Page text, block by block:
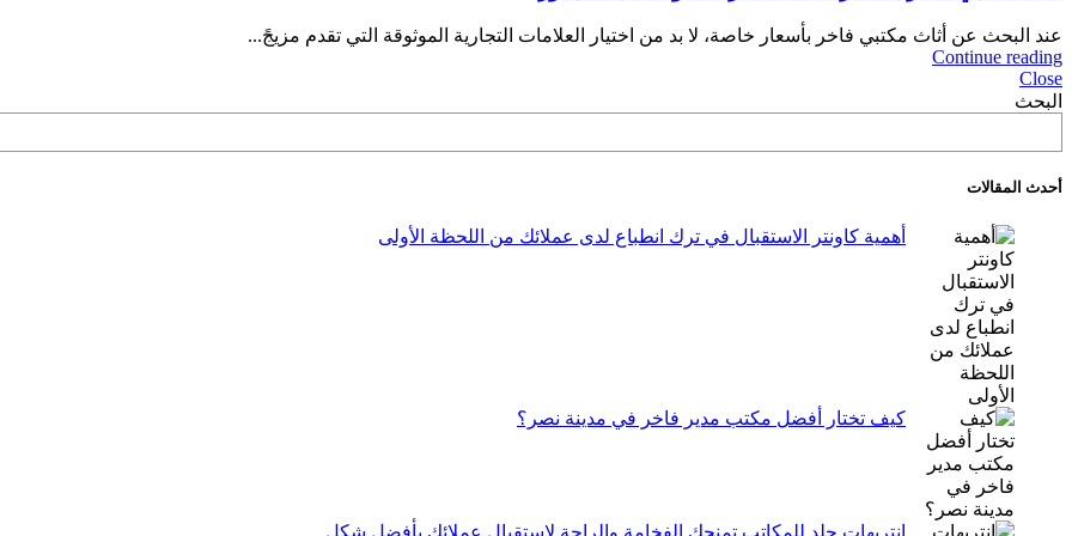
عند البحث عن أثاث مكتبي فاخر بأسعار خاصة، لا بد من اختيار العلامات التجارية الموثوقة التي تقدم مزيجً...
Continue reading
Close
البحث
أحدث المقالات
أهمية كاونتر الاستقبال في ترك انطباع لدى عملائك من اللحظة الأولى
كيف تختار أفضل مكتب مدير فاخر في مدينة نصر؟
انتريهات جلد للمكاتب تمنحك الفخامة والراحة لاستقبال عملائك بأفضل شكل